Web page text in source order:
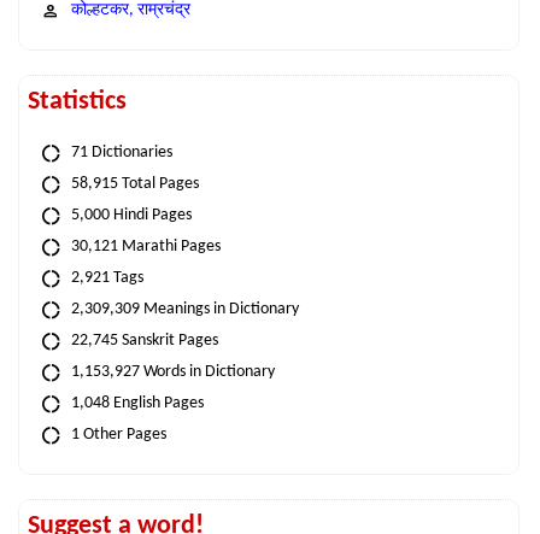
कोल्हटकर, राम्रचंद्र
Statistics
71 Dictionaries
58,915 Total Pages
5,000 Hindi Pages
30,121 Marathi Pages
2,921 Tags
2,309,309 Meanings in Dictionary
22,745 Sanskrit Pages
1,153,927 Words in Dictionary
1,048 English Pages
1 Other Pages
Suggest a word!